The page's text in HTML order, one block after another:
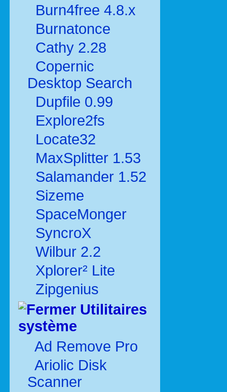
Burn4free 4.8.x
Burnatonce
Cathy 2.28
Copernic
Desktop Search
Dupfile 0.99
Explore2fs
Locate32
MaxSplitter 1.53
Salamander 1.52
Sizeme
SpaceMonger
SyncroX
Wilbur 2.2
Xplorer² Lite
Zipgenius
Utilitaires
système
Ad Remove Pro
Ariolic Disk
Scanner